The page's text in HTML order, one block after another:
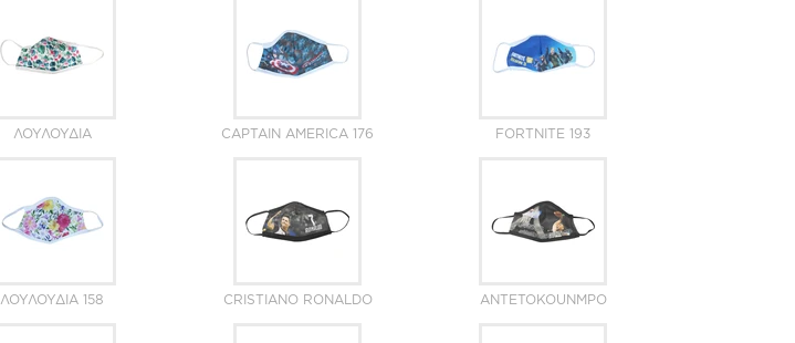
ΛΟΥΛΟΎΔΙΑ CAPTAIN AMERICA 176 FORTNITE 193
ΛΟΥΛΟΎΔΙΑ 158 CRISTIANO RONALDO ANTETOKOUNMPO